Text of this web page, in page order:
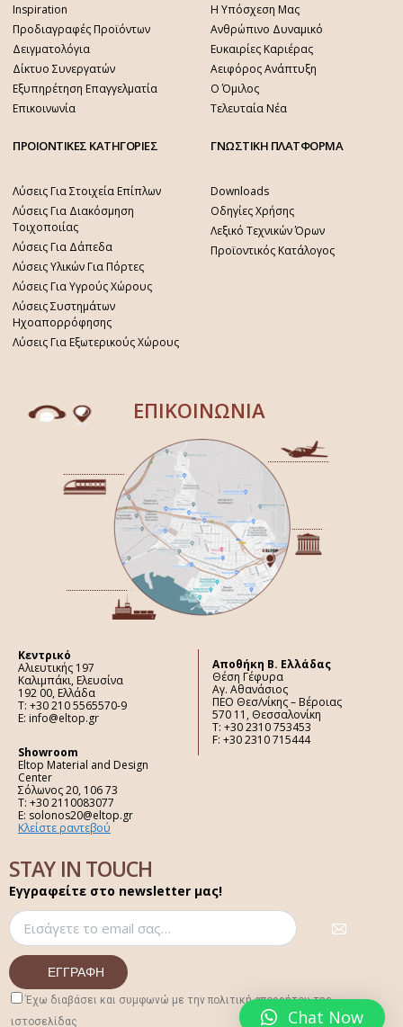
Inspiration
Προδιαγραφές Προϊόντων
Δειγματολόγια
Δίκτυο Συνεργατών
Εξυπηρέτηση Επαγγελματία
Επικοινωνία
Η Υπόσχεση Μας
Ανθρώπινο Δυναμικό
Ευκαιρίες Καριέρας
Αειφόρος Ανάπτυξη
Ο Όμιλος
Τελευταία Νέα
ΠΡΟΙΟΝΤΙΚΕΣ ΚΑΤΗΓΟΡΙΕΣ
Λύσεις Για Στοιχεία Επίπλων
Λύσεις Για Διακόσμηση
Τοιχοποιίας
Λύσεις Για Δάπεδα
Λύσεις Υλικών Για Πόρτες
Λύσεις Για Υγρούς Χώρους
Λύσεις Συστημάτων
Ηχοαπορρόφησης
Λύσεις Για Εξωτερικούς Χώρους
ΓΝΩΣΤΙΚΗ ΠΛΑΤΦΟΡΜΑ
Downloads
Οδηγίες Χρήσης
Λεξικό Τεχνικών Όρων
Προϊοντικός Κατάλογος
ΕΠΙΚΟΙΝΩΝΙΑ
Κεντρικό
Αλιευτικής 197
Καλιμπάκι, Ελευσίνα
192 00, Ελλάδα
Τ: +30 210 5565570-9
E: info@eltop.gr
Showroom
Eltop Material and Design
Center
Σόλωνος 20, 106 73
Τ: +30 2110083077
E: solonos20@eltop.gr
Κλείστε ραντεβού
Aποθήκη Β. Ελλάδας
Θέση Γέφυρα
Αγ. Αθανάσιος
ΠΕΟ Θεσ/νίκης – Βέροιας
570 11, Θεσσαλονίκη
Τ: +30 2310 753453
F: +30 2310 715444
STAY IN TOUCH
Εγγραφείτε στο newsletter μας!
Έχω διαβάσει και συμφωνώ με την πολιτική απορρήτου της
ιστοσελίδας
Chat Now